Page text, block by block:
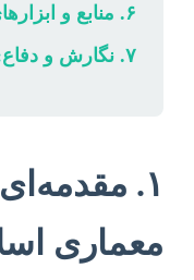
۶. منابع و ابزارهای ضروری برای پژوهش
۷. نگارش و دفاع: گام‌های پایانی
۱.
معماری